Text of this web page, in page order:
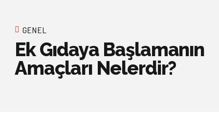
GENEL
Ek Gıdaya Başlamanın
Amaçları Nelerdir?